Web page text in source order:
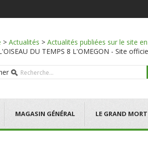
> Actualités > Actualités publiées sur le site en
DU TEMPS 8 L'OMEGON - Site
MAGASIN GÉNÉRAL LE GRAND MORT